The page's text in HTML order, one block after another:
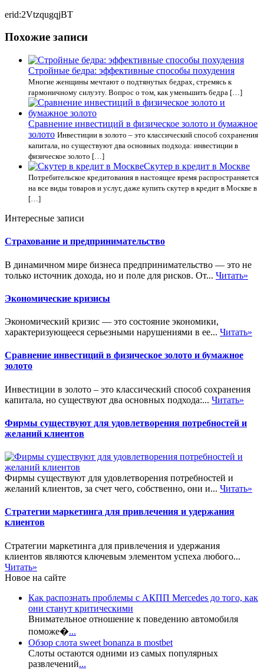
erid:2VtzqugqjBT
Похожие записи
Стройные бедра: эффективные способы похудения
Многие женщины мечтают о подтянутых бедрах, стремясь к
гармоничному силуэту. Вопрос о том, как уменьшить бедра […]
Сравнение инвестиций в физическое золото и бумажное
золото Инвестиции в золото – это классический способ сохранения
капитала, но существуют два основных подхода: инвестиции в
физическое золото […]
Скутер в кредит в Москве
Потребительское кредитования в настоящее время распространяется
на все виды товаров и услуг, даже купить скутер в кредит в Москве в
[…]
Интересные записи
Страхование и предпринимательство
В динамичном мире бизнеса предпринимательство — это не
только источник дохода, но и поле для рисков. От... Читать»
Экономические кризисы
Экономический кризис — это состояние экономики,
характеризующееся серьезными нарушениями в ее... Читать»
Сравнение инвестиций в физическое золото и бумажное
золото
Инвестиции в золото – это классический способ сохранения
капитала, но существуют два основных подхода:... Читать»
Фирмы существуют для удовлетворения потребностей и
желаний клиентов
Фирмы существуют для удовлетворения потребностей и
желаний клиентов, за счет чего, собственно, они и... Читать»
Стратегии маркетинга для привлечения и удержания
клиентов
Стратегии маркетинга для привлечения и удержания
клиентов являются ключевым элементом успеха любого...
Читать»
Новое на сайте
Как распознать проблемы с АКПП Mercedes до того, как
они станут критическими
Внимательное отношение к поведению автомобиля
поможе�...
Обзор слота sweet bonanza в mostbet
Слоты остаются одними из самых популярных
развлечений...